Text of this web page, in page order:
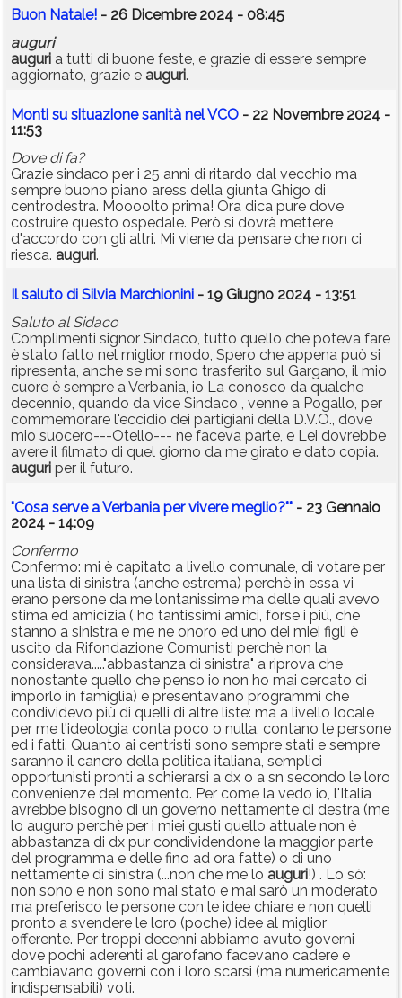
Buon Natale! - 26 Dicembre 2024 - 08:45
auguri
auguri a tutti di buone feste, e grazie di essere sempre
aggiornato, grazie e auguri.
Monti su situazione sanità nel VCO - 22 Novembre 2024 -
11:53
Dove di fa?
Grazie sindaco per i 25 anni di ritardo dal vecchio ma
sempre buono piano aress della giunta Ghigo di
centrodestra. Moooolto prima! Ora dica pure dove
costruire questo ospedale. Però si dovrà mettere
d'accordo con gli altri. Mi viene da pensare che non ci
riesca. auguri.
Il saluto di Silvia Marchionini - 19 Giugno 2024 - 13:51
Saluto al Sidaco
Complimenti signor Sindaco, tutto quello che poteva fare
è stato fatto nel miglior modo, Spero che appena può si
ripresenta, anche se mi sono trasferito sul Gargano, il mio
cuore è sempre a Verbania, io La conosco da qualche
decennio, quando da vice Sindaco , venne a Pogallo, per
commemorare l'eccidio dei partigiani della D.V.O., dove
mio suocero---Otello--- ne faceva parte, e Lei dovrebbe
avere il filmato di quel giorno da me girato e dato copia.
auguri per il futuro.
"Cosa serve a Verbania per vivere meglio?"" - 23 Gennaio
2024 - 14:09
Confermo
Confermo: mi è capitato a livello comunale, di votare per
una lista di sinistra (anche estrema) perchè in essa vi
erano persone da me lontanissime ma delle quali avevo
stima ed amicizia ( ho tantissimi amici, forse i più, che
stanno a sinistra e me ne onoro ed uno dei miei figli è
uscito da Rifondazione Comunisti perchè non la
considerava....."abbastanza di sinistra" a riprova che
nonostante quello che penso io non ho mai cercato di
imporlo in famiglia) e presentavano programmi che
condividevo più di quelli di altre liste: ma a livello locale
per me l'ideologia conta poco o nulla, contano le persone
ed i fatti. Quanto ai centristi sono sempre stati e sempre
saranno il cancro della politica italiana, semplici
opportunisti pronti a schierarsi a dx o a sn secondo le loro
convenienze del momento. Per come la vedo io, l'Italia
avrebbe bisogno di un governo nettamente di destra (me
lo auguro perchè per i miei gusti quello attuale non è
abbastanza di dx pur condividendone la maggior parte
del programma e delle fino ad ora fatte) o di uno
nettamente di sinistra (...non che me lo auguri!) . Lo sò:
non sono e non sono mai stato e mai sarò un moderato
ma preferisco le persone con le idee chiare e non quelli
pronto a svendere le loro (poche) idee al miglior
offerente. Per troppi decenni abbiamo avuto governi
dove pochi aderenti al garofano facevano cadere e
cambiavano governi con i loro scarsi (ma numericamente
indispensabili) voti.